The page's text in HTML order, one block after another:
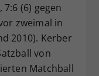
(6) gegen
zweimal in
2010). Kerber
von
Matchball